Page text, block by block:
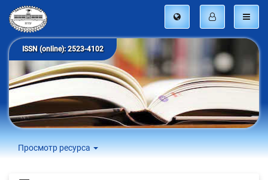
ISSN (online): 2523-4102
Просмотр ресурса